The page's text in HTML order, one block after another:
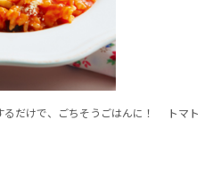
るだけで、ごちそうごはんに！ トマト